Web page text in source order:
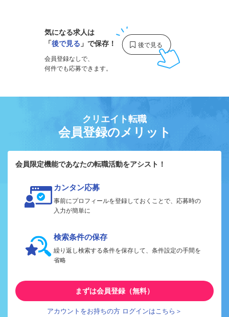
気になる求人は
「後で見る 」で保存！
会員登録なしで、
何件でも応募できます。
クリエイト転職
会員登録のメリット
会員限定機能であなたの転職活動をアシスト！
カンタン応募
事前にプロフィールを登録しておくことで、応募時の
入力が簡単に
検索条件の保存
繰り返し検索する条件を保存して、条件設定の手間を
省略
まずは会員登録（無料）
アカウントをお持ちの方 ログインはこちら＞